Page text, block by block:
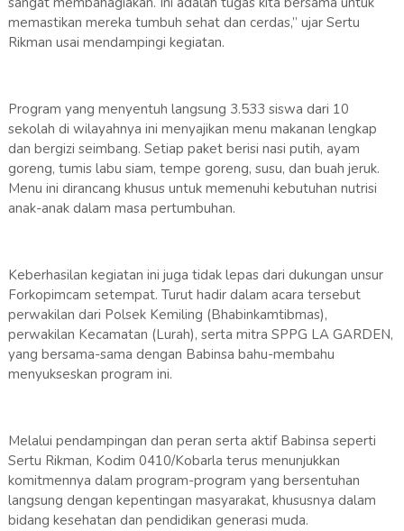
memastikan mereka tumbuh sehat dan cerdas,” ujar Sertu
Rikman usai mendampingi kegiatan.
Program yang menyentuh langsung 3.533 siswa dari 10
sekolah di wilayahnya ini menyajikan menu makanan lengkap
dan bergizi seimbang. Setiap paket berisi nasi putih, ayam
goreng, tumis labu siam, tempe goreng, susu, dan buah jeruk.
Menu ini dirancang khusus untuk memenuhi kebutuhan nutrisi
anak-anak dalam masa pertumbuhan.
Keberhasilan kegiatan ini juga tidak lepas dari dukungan unsur
Forkopimcam setempat. Turut hadir dalam acara tersebut
perwakilan dari Polsek Kemiling (Bhabinkamtibmas),
perwakilan Kecamatan (Lurah), serta mitra SPPG LA GARDEN,
yang bersama-sama dengan Babinsa bahu-membahu
menyukseskan program ini.
Melalui pendampingan dan peran serta aktif Babinsa seperti
Sertu Rikman, Kodim 0410/Kobarla terus menunjukkan
komitmennya dalam program-program yang bersentuhan
langsung dengan kepentingan masyarakat, khususnya dalam
bidang kesehatan dan pendidikan generasi muda.